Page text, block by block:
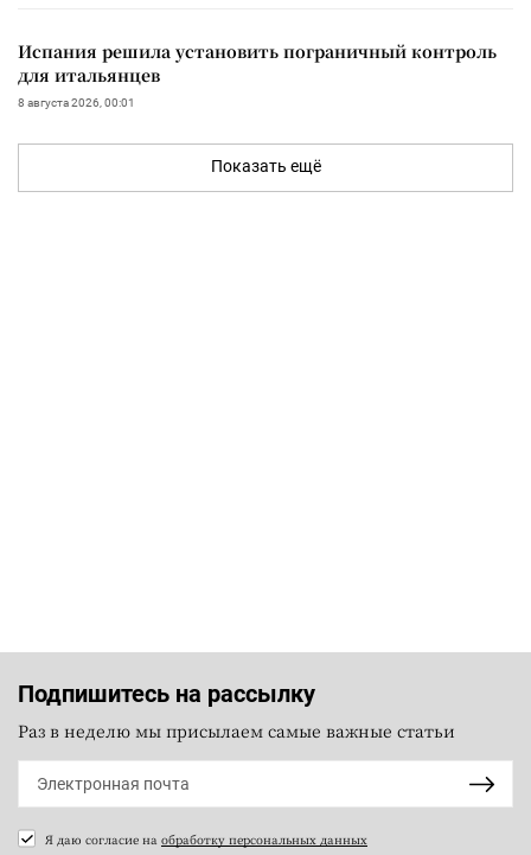
Испания решила установить пограничный контроль
для итальянцев
8 августа 2026, 00:01
Показать ещё
Подпишитесь на рассылку
Раз в неделю мы присылаем самые важные статьи
Я даю согласие на обработку персональных данных